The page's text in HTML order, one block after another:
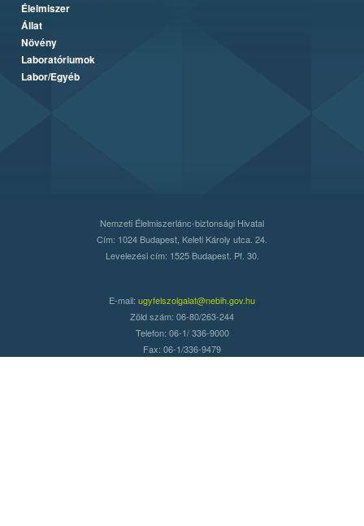
Élelmiszer
Állat
Növény
Laboratóriumok
Labor/Egyéb
Nemzeti Élelmiszerlánc-biztonsági Hivatal
Cím: 1024 Budapest, Keleti Károly utca. 24.
Levelezési cím: 1525 Budapest. Pf. 30.
E-mail: ugyfelszolgalat@nebih.gov.hu
Zöld szám: 06-80/263-244
Telefon: 06-1/ 336-9000
Fax: 06-1/336-9479